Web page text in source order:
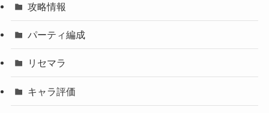
攻略情報
パーティ編成
リセマラ
キャラ評価